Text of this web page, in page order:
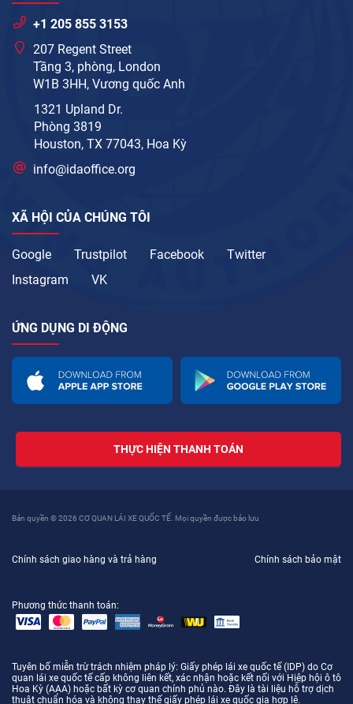
+1 205 855 3153
207 Regent Street
Tầng 3, phòng, London
W1B 3HH, Vương quốc Anh
1321 Upland Dr.
Phòng 3819
Houston, TX 77043, Hoa Kỳ
info@idaoffice.org
XÃ HỘI CỦA CHÚNG TÔI
Google Trustpilot Facebook
Twitter
Instagram
VK
ỨNG DỤNG DI ĐỘNG
THỰC HIỆN THANH TOÁN
Bản quyền © 2026 CƠ QUAN LÁI XE QUỐC TẾ. Mọi quyền được bảo lưu
Chính sách giao hàng và trả hàng Chính sách bảo mật
Phương thức thanh toán:
Tuyên bố miễn trừ trách nhiệm pháp lý: Giấy phép lái xe quốc tế (IDP) do Cơ
quan lái xe quốc tế cấp không liên kết, xác nhận hoặc kết nối với Hiệp hội ô tô
Hoa Kỳ (AAA) hoặc bất kỳ cơ quan chính phủ nào. Đây là tài liệu hỗ trợ dịch
thuật chuẩn hóa và không thay thế giấy phép lái xe quốc gia hợp lệ.